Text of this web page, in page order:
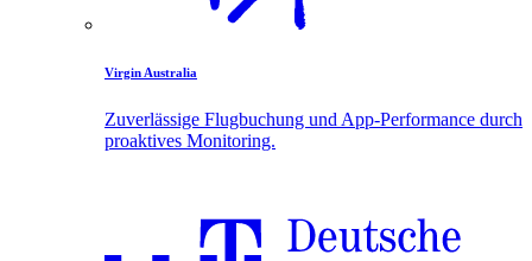
Virgin Australia
Zuverlässige Flugbuchung und App-Performance durch
proaktives Monitoring.